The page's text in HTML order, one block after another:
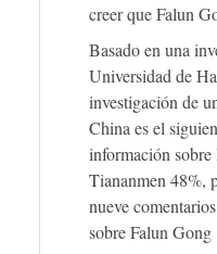
creer que Falun
Basado en una
Universidad de
investigación de
China es el
información sobre
Tiananmen 48%,
nueve
sobre Falun Gong